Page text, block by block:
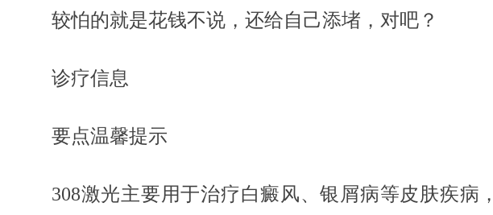
较怕的就是花钱不说，还给自己添堵，对吧？
诊疗信息
要点温馨提示
308激光主要用于治疗白癜风、银屑病等皮肤疾病